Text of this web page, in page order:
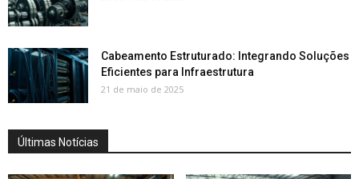
Cabeamento Estruturado: Integrando Soluções
Eficientes para Infraestrutura
21 de maio de 2025
Últimas Notícias